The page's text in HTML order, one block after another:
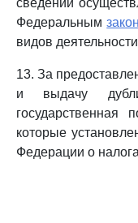
сведений
Федеральным
видов
13. За
и выдачу
которые
Федерации о